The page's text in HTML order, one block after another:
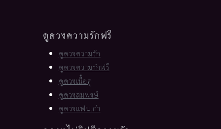
ดูดวงความรักฟรี
ดูดวงความรัก
ดูดวงความรักฟรี
ดูดวงเนื้อคู่
ดูดวงสมพงษ์
ดูดวงแฟนเก่า